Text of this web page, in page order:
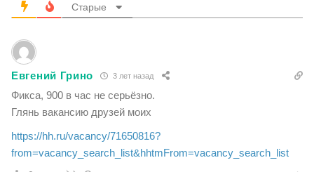
Старые
Евгений Грино 3 лет назад
Фикса, 900 в час не серьёзно.
Глянь вакансию друзей моих
https://hh.ru/vacancy/71650816?
from=vacancy_search_list&hhtmFrom=vacancy_search_list